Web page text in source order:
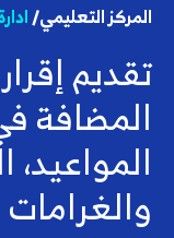
المركز التعليمي/
تقديم
المضافة
والغرامات